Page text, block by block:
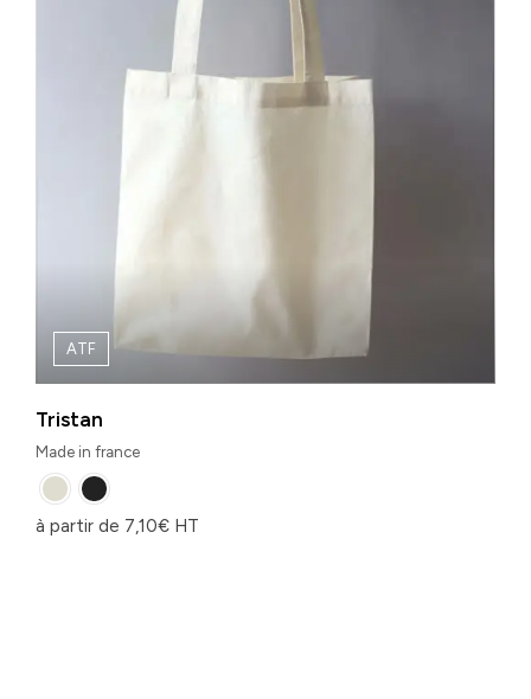
ATF
Tristan
Made in france
à partir de 7,10€ HT